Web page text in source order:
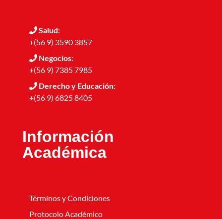
Salud:
+(56 9) 3590 3857
Negocios:
+(56 9) 7385 7985
Derecho y Educación:
+(56 9) 6825 8405
Información
Académica
Términos y Condiciones
Protocolo Académico